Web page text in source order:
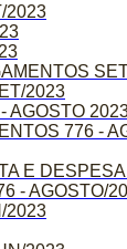
2023
2023
AGOSTO
776 -
E
- AGOSTO/
2023